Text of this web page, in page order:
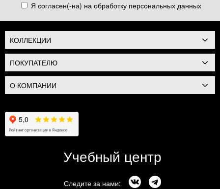
Я согласен(-на) на обработку персональных данных
КОЛЛЕКЦИИ
ПОКУПАТЕЛЮ
О КОМПАНИИ
Учебный центр
Следите за нами: